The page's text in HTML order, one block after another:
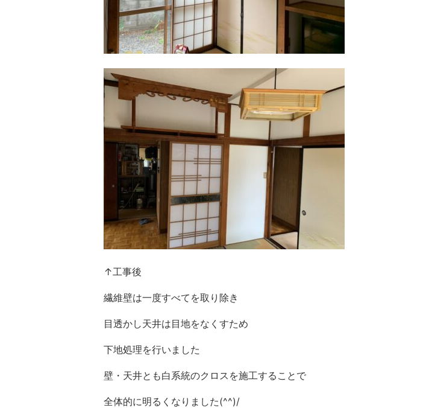
↑工事後
繊維壁は一度すべてを取り除き
目透かし天井は目地をなくすため
下地処理を行いました
壁・天井とも白系統のクロスを施工することで
全体的に明るくなりました(^^)/